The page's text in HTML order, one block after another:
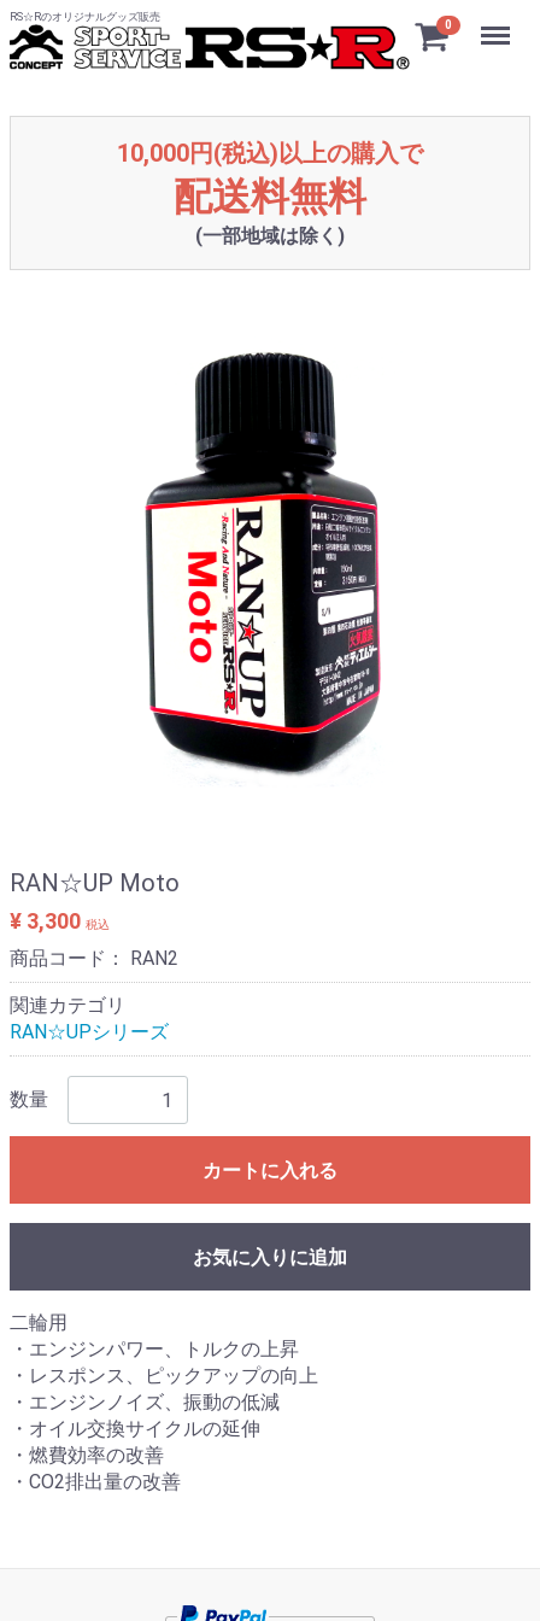
RS☆Rのオリジナルグッズ販売
0 Menu
10,000円(税込)以上の購入で
配送料無料
(一部地域は除く)
RAN☆UP Moto
¥ 3,300 税込
商品コード： RAN2
関連カテゴリ
RAN☆UPシリーズ
数量
カートに入れる
お気に入りに追加
二輪用
・エンジンパワー、トルクの上昇
・レスポンス、ピックアップの向上
・エンジンノイズ、振動の低減
・オイル交換サイクルの延伸
・燃費効率の改善
・CO2排出量の改善